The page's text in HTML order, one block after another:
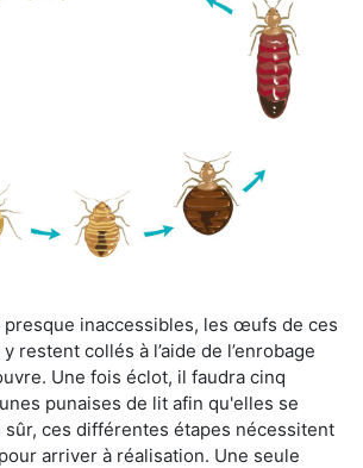
presque inaccessibles, les œufs de ces
restent collés à l’aide de l’enrobage
Une fois éclot, il faudra cinq
punaises de lit afin qu'elles se
ces différentes étapes nécessitent
arriver à réalisation. Une seule